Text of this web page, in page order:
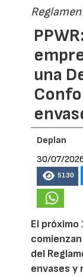
una
Deplan
30/07/
5130
El
del
envases y